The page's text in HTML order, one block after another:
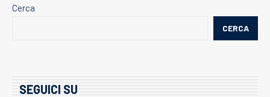
Cerca
CERCA
SEGUICI SU